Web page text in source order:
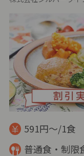
591円～/1食
普通食・制限